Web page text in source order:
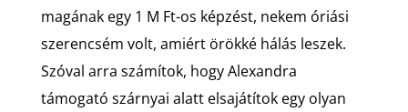
magának egy 1 M Ft-os képzést, nekem óriási
szerencsém volt, amiért örökké hálás leszek.
Szóval arra számítok, hogy Alexandra
támogató szárnyai alatt elsajátítok egy olyan